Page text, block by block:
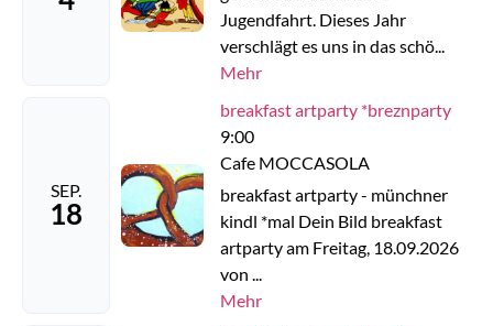
Jugendfahrt. Dieses Jahr
verschlägt es uns in das schö...
Mehr
SEP.
18
breakfast artparty *breznparty
9:00
Cafe MOCCASOLA
breakfast artparty - münchner
kindl *mal Dein Bild breakfast
artparty am Freitag, 18.09.2026
von ...
Mehr